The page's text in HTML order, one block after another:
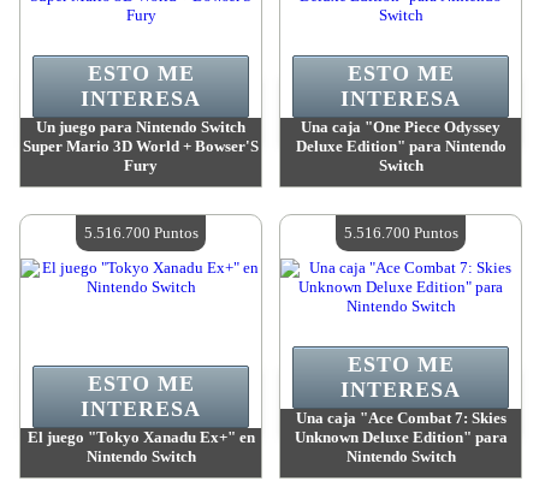
Un juego para Nintendo Switch
Super Mario 3D World + Bowser'S
Fury
Cantidad disponible:4
ESTO ME
INTERESA
Una caja "One Piece Odyssey
Deluxe Edition" para Nintendo
Switch
Cantidad disponible:4
ESTO ME
INTERESA
El juego "Tokyo Xanadu Ex+" en
Nintendo Switch
ESTO ME
INTERESA
5.516.700 Puntos
Una caja "Ace Combat 7: Skies
Unknown Deluxe Edition" para
Nintendo Switch
ESTO ME
INTERESA
5.516.700 Puntos